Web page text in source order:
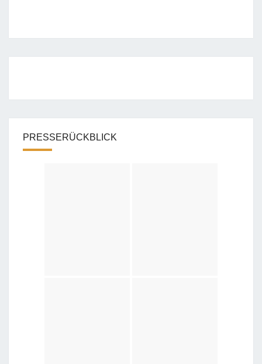
PRESSERÜCKBLICK